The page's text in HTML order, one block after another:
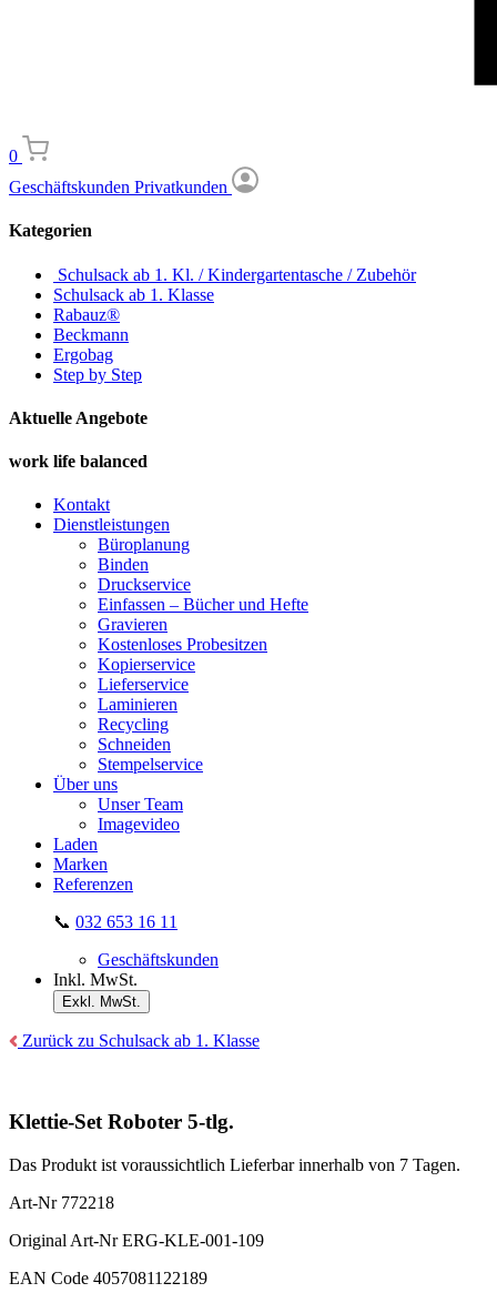
0
Geschäftskunden Privatkunden
Kategorien
Schulsack ab 1. Kl. / Kindergartentasche / Zubehör
Schulsack ab 1. Klasse
Rabauz®
Beckmann
Ergobag
Step by Step
Aktuelle Angebote
work life balanced
Kontakt
Dienstleistungen
Büroplanung
Binden
Druckservice
Einfassen – Bücher und Hefte
Gravieren
Kostenloses Probesitzen
Kopierservice
Lieferservice
Laminieren
Recycling
Schneiden
Stempelservice
Über uns
Unser Team
Imagevideo
Laden
Marken
Referenzen
📞 032 653 16 11
Geschäftskunden
Inkl. MwSt.
Exkl. MwSt.
Zurück zu Schulsack ab 1. Klasse
Klettie-Set Roboter 5-tlg.
Das Produkt ist voraussichtlich Lieferbar innerhalb von 7 Tagen.
Art-Nr 772218
Original Art-NrERG-KLE-001-109
EAN Code 4057081122189